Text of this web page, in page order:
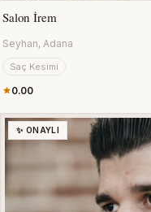
Salon İrem
Seyhan, Adana
Saç Kesimi
0.00
✨ ONAYLI